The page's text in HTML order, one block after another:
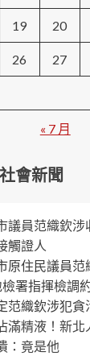
19 20
26 27
« 7 月
會新聞
議員范織欽
觸證人
原住民議員范
署指揮檢調
范織欽涉犯貪
滿精液！新
：竟是他